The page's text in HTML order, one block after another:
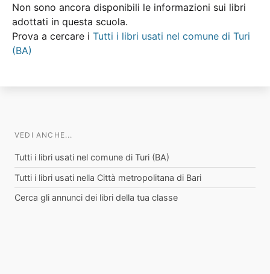
Non sono ancora disponibili le informazioni sui libri
adottati in questa scuola.
Prova a cercare i Tutti i libri usati nel comune di Turi
(BA)
VEDI ANCHE...
Tutti i libri usati nel comune di Turi (BA)
Tutti i libri usati nella Città metropolitana di Bari
Cerca gli annunci dei libri della tua classe